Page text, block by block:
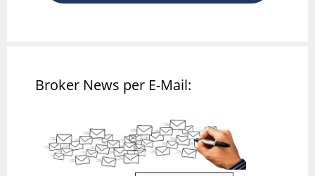
Broker News per E-Mail: